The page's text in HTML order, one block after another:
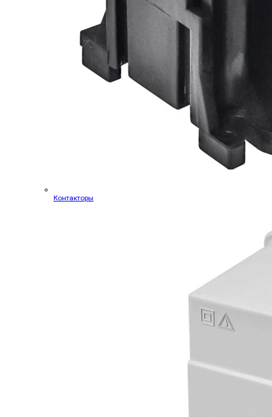
Контакторы